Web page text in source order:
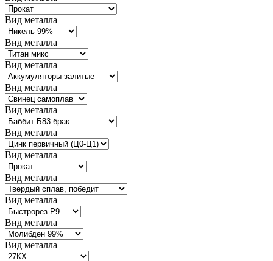
Вид металла
Вид металла
Вид металла
Вид металла
Вид металла
Вид металла
Вид металла
Вид металла
Вид металла
Вид металла
Вид металла